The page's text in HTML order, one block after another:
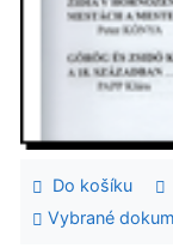
Do košíku
Vybrané